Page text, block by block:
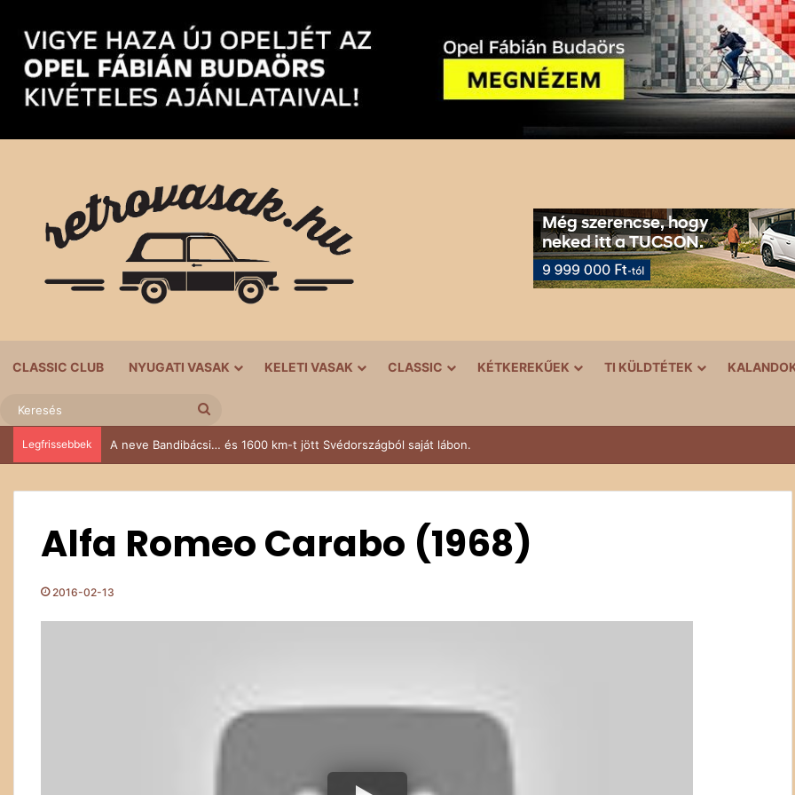
CLASSIC CLUB NYUGATI VASAK KELETI VASAK CLASSIC KÉTKEREKŰEK TI KÜLDTÉTEK
Legfrissebbek A neve Bandibácsi… és 1600 km-t jött Svédországból saját lábon.
Alfa Romeo Carabo (1968)
2016-02-13